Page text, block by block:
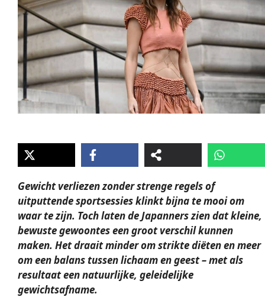
Gewicht verliezen zonder strenge regels of
uitputtende sportsessies klinkt bijna te mooi om
waar te zijn. Toch laten de Japanners zien dat kleine,
bewuste gewoontes een groot verschil kunnen
maken. Het draait minder om strikte diëten en meer
om eenbalans tussen lichaam en geest– met als
resultaat een natuurlijke, geleidelijke
gewichtsafname.